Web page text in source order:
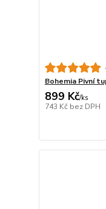
Bohemia Pivní
899 Kč/ks
743 Kč bez DPH